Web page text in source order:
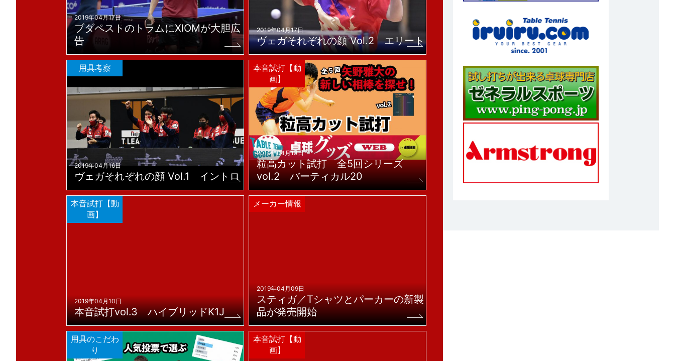
2019年04月17日
ブダペストのトラムにXIOMが大胆広
告
2019年04月17日
ヴェガそれぞれの顔 Vol.2 エリート
用具考察
2019年04月16日
ヴェガそれぞれの顔 Vol.1 イントロ
本音試打【動
画】
2019年04月13日
粒高カット試打 全5回シリーズ
vol.2 バーティカル20
本音試打【動
画】
2019年04月10日
本音試打vol.3 ハイブリッドK1J
メーカー情報
2019年04月09日
スティガ／Tシャツとパーカーの新製
品が発売開始
用具のこだわ
り
本音試打【動
画】